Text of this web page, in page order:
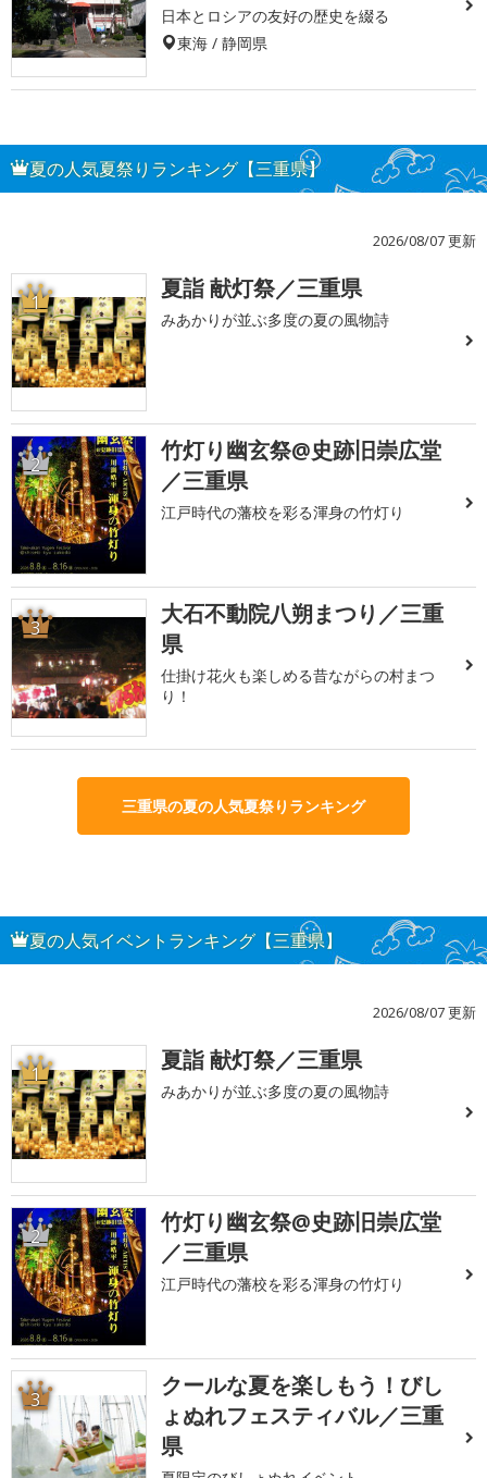
日本とロシアの友好の歴史を綴る
東海 / 静岡県
夏の人気夏祭りランキング【三重県】
2026/08/07 更新
1 夏詣 献灯祭／三重県
みあかりが並ぶ多度の夏の風物詩
2
竹灯り幽玄祭@史跡旧崇広堂
／三重県
江戸時代の藩校を彩る渾身の竹灯り
3
大石不動院八朔まつり／三重
県
仕掛け花火も楽しめる昔ながらの村まつ
り！
三重県の夏の人気夏祭りランキング
夏の人気イベントランキング【三重県】
2026/08/07 更新
1 夏詣 献灯祭／三重県
みあかりが並ぶ多度の夏の風物詩
2
竹灯り幽玄祭@史跡旧崇広堂
／三重県
江戸時代の藩校を彩る渾身の竹灯り
3
クールな夏を楽しもう！びし
ょぬれフェスティバル／三重
県